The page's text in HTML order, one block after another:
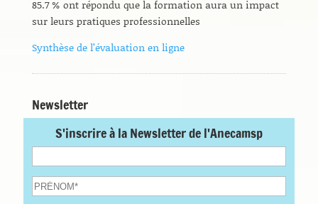
85.7 % ont répondu que la formation aura un impact
sur leurs pratiques professionnelles
Synthèse de l’évaluation en ligne
Newsletter
S'inscrire à la Newsletter de l'Anecamsp